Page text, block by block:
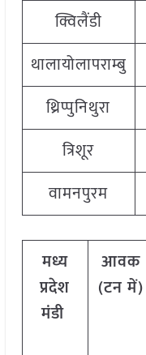
क्विलैंडी
थालायोलापराम्बु
थ्रिप्पुनिथुरा
त्रिशूर
वामनपुरम
मध्य
प्रदेश
मंडी
आवक
(टन में)